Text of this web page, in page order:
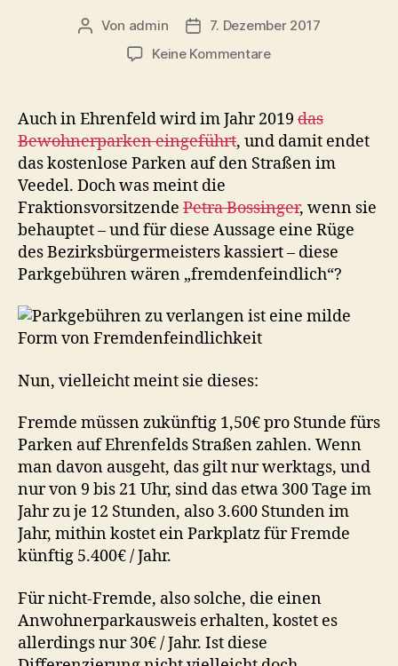
Beitragsautor
Von admin Beitragsdatum
7. Dezember 2017
Keine Kommentarezu
verlangen
ist
eine
milde
von
Auch in Ehrenfeld wird im Jahr 2019 das
Bewohnerparken eingeführt, und damit endet
das kostenlose Parken auf den Straßen im
Veedel. Doch was meint die
Fraktionsvorsitzende Petra Bossinger, wenn sie
behauptet – und für diese Aussage eine Rüge
des Bezirksbürgermeisters kassiert – diese
Parkgebühren wären „fremdenfeindlich“?
Nun, vielleicht meint sie dieses:
Fremde müssen zukünftig 1,50€ pro Stunde fürs
Parken auf Ehrenfelds Straßen zahlen. Wenn
man davon ausgeht, das gilt nur werktags, und
nur von 9 bis 21 Uhr, sind das etwa 300 Tage im
Jahr zu je 12 Stunden, also 3.600 Stunden im
Jahr, mithin kostet ein Parkplatz für Fremde
künftig 5.400€ / Jahr.
Für nicht-Fremde, also solche, die einen
Anwohnerparkausweis erhalten, kostet es
allerdings nur 30€ / Jahr. Ist diese